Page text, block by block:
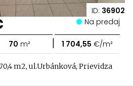
ID: 36902
Na predaj
70 m² | 1 704,55 €/m²
m2, ul.Urbánková, Prievidza